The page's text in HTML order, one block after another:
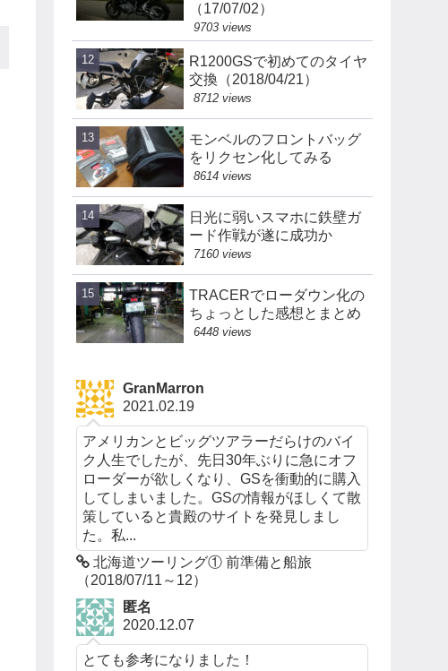
（17/07/02）
9703 views
R1200GSで初めてのタイヤ
交換（2018/04/21）
8712 views
モンベルのフロントバッグ
をリクセン化してみる
8614 views
日光に弱いスマホに鉄壁ガ
ード作戦が遂に成功か
7160 views
TRACERでローダウン化の
ちょっとした感想とまとめ
6448 views
GranMarron
2021.02.19
アメリカンとビッグツアラーだらけのバイ
ク人生でしたが、先日30年ぶりに急にオフ
ローダーが欲しくなり、GSを衝動的に購入
してしまいました。GSの情報がほしくて散
策していると貴殿のサイトを発見しまし
た。私...
北海道ツーリング① 前準備と船旅
（2018/07/11～12）
匿名
2020.12.07
とても参考になりました！